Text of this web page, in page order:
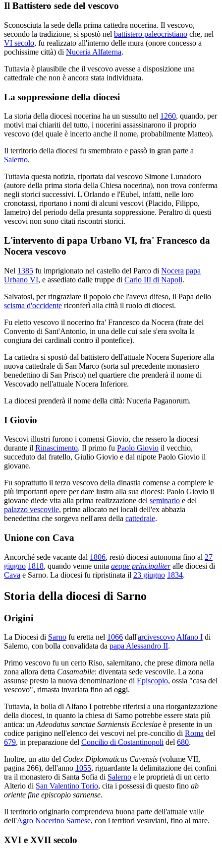
Il Battistero sede del vescovo
Sconosciuta la sede della prima cattedra nocerina. Il vescovo,
secondo la tradizione, si spostò nel battistero paleocristiano che, nel
VI secolo, fu realizzato all'interno delle mura (onore concesso a
pochissime città) di Nuceria Alfaterna.
Tuttavia è plausibile che il vescovo avesse a disposizione una
cattedrale che non è ancora stata individuata.
La soppressione della diocesi
La storia della diocesi nocerina ha un sussulto nel 1260, quando, per
motivi mai chiariti del tutto, i nocerini assassinarono il proprio
vescovo (del quale è incerto anche il nome, probabilmente Matteo).
Il territorio della diocesi fu smembrato e passò in gran parte a
Salerno.
Tuttavia questa notizia, riportata dal vescovo Simone Lunadoro
(autore della prima storia della Chiesa nocerina), non trova conferma
negli storici successivi. L'Orlando e l'Eubel, infatti, nelle loro
cronotassi, riportano i nomi di alcuni vescovi (Placido, Filippo,
Iametro) del periodo della presunta soppressione. Peraltro di questi
vescovi non sono citati riscontri storici.
L'intervento di papa Urbano VI, fra' Francesco da
Nocera vescovo
Nel 1385 fu imprigionato nel castello del Parco di Nocera papa
Urbano VI, e assediato dalle truppe di Carlo III di Napoli.
Salvatosi, per ringraziare il popolo che l'aveva difeso, il Papa dello
scisma d'occidente riconferì alla città il ruolo di diocesi.
Fu eletto vescovo il nocerino fra' Francesco da Nocera (frate del
Convento di Sant'Antonio, in una delle cui sale s'era svolta la
congiura dei cardinali contro il pontefice).
La cattedra si spostò dal battistero dell'attuale Nocera Superiore alla
nuova cattedrale di San Marco (sorta sul precedente monastero
benedettino di San Prisco) nel quartiere che prenderà il nome di
Vescovado nell'attuale Nocera Inferiore.
La diocesi prenderà il nome della città: Nuceria Paganorum.
I Giovio
Vescovi illustri furono i comensi Giovio, che ressero la diocesi
durante il Rinascimento. Il primo fu Paolo Giovio il vecchio,
succeduto dal fratello, Giulio Giovio e dal nipote Paolo Giovio il
giovane.
Fu soprattutto il terzo vescovo della dinastia comense a compiere le
più importanti opere per dare lustro alla sua diocesi: Paolo Giovio il
giovane diede vita alla prima realizzazione del seminario e del
palazzo vescovile, prima allocato nei locali dell'ex abbazia
benedettina che sorgeva nell'area della cattedrale.
Unione con Cava
Ancorché sede vacante dal 1806, restò diocesi autonoma fino al 27
giugno 1818, quando venne unita aeque principaliteralle diocesi di
Cava e Sarno. La diocesi fu ripristinata il 23 giugno 1834.
Storia della diocesi di Sarno
Origini
La Diocesi di Sarno fu eretta nel 1066 dall'arcivescovo Alfano I di
Salerno, con bolla convalidata da papa Alessandro II.
Primo vescovo fu un certo Riso, salernitano, che prese dimora nella
zona allora detta Casamabile: diventata sede vescovile. La zona
assunse presto la nuova denominazione di Episcopio, ossia "casa del
vescovo", rimasta invariata fino ad oggi.
Tuttavia, la bolla di Alfano I potrebbe riferirsi a una riorganizzazione
della diocesi, in quanto la chiesa di Sarno potrebbe essere stata più
antica: un Adeodatus sanctae Sarniensis Ecclesiae è presente in un
codice parigino nell'elenco dei vescovi nel pre-concilio di Roma del
679, in preparazione del Concilio di Costantinopoli del 680.
Inoltre, un atto del Codex Diplomaticus Cavensis (volume VII,
pagina 266), dell'anno 1055, riguardante la delimitazione dei confini
tra il monastero di Santa Sofia di Salerno e le proprietà di un certo
Alterio di San Valentino Torio, cita i possessi di questo fino ab
oriente fine episcopio sarnense.
Il territorio originario comprendeva buona parte dell'attuale valle
dell'Agro Nocerino Sarnese, con i territori vesuviani, fino al mare.
XVI e XVII secolo